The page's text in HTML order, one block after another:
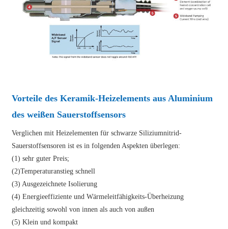
Vorteile des Keramik-Heizelements aus Aluminium
des weißen Sauerstoffsensors
Verglichen mit Heizelementen für schwarze Siliziumnitrid-
Sauerstoffsensoren ist es in folgenden Aspekten überlegen:
(1) sehr guter Preis;
(2)Temperaturanstieg schnell
(3) Ausgezeichnete Isolierung
(4) Energieeffiziente und Wärmeleitfähigkeits-Überheizung
gleichzeitig sowohl von innen als auch von außen
(5) Klein und kompakt